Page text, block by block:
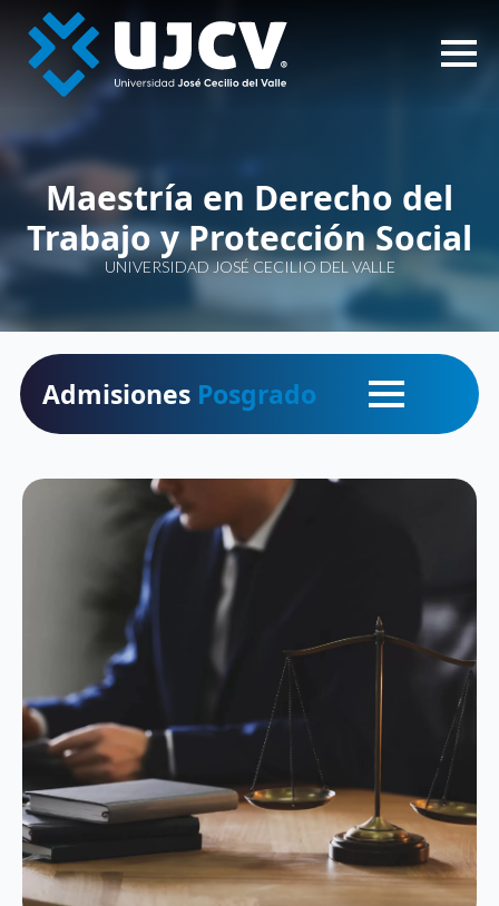
Maestría en Derecho del
Trabajo y Protección Social
UNIVERSIDAD JOSÉ CECILIO DEL VALLE
Admisiones Posgrado
ALIANZAS Y CONVENIOS
SOLICITA TU INSCRIPCIÓN